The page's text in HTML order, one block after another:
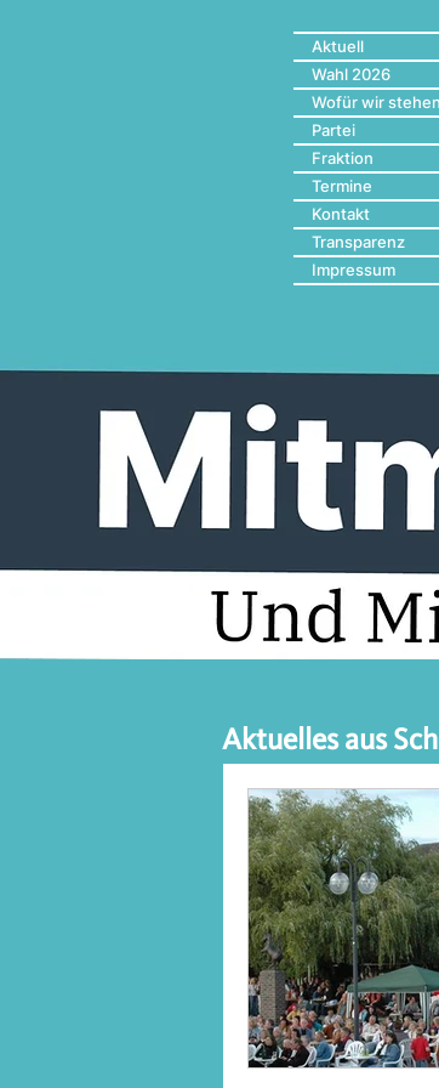
Aktuell
Wahl 2026
Wofür wir stehen
Partei
Fraktion
Termine
Kontakt
Transparenz
Impressum
Aktuelles aus